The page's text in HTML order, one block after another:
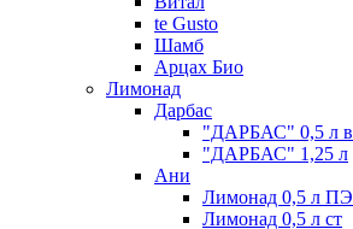
te Gusto
Шамб
Арцах Био
Лимонад
Дарбас
"ДАРБАС" 0,5 л в
"ДАРБАС" 1,25 л
Ани
Лимонад 0,5 л
Лимонад 0,5 л ст